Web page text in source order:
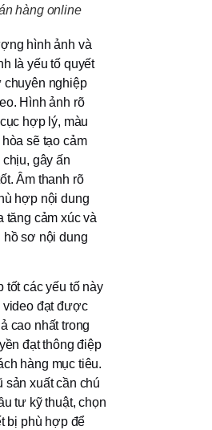
hàng online
hình ảnh và
là yếu tố quyết
chuyên nghiệp
Hình ảnh rõ
hợp lý, màu
sẽ tạo cảm
gây ấn
Âm thanh rõ
hợp nội dung
tăng cảm xúc và
hồ sơ nội dung
tốt các yếu tố này
video đạt được
cao nhất trong
đạt thông điệp
hàng mục tiêu.
sản xuất cần chú
tư kỹ thuật, chọn
bị phù hợp để